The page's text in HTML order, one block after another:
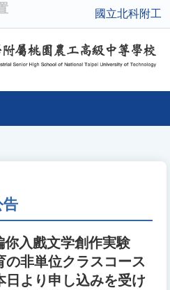
國立北科附工
告
入戲文学創作実験
の非単位クラスコース
日より申し込みを受け